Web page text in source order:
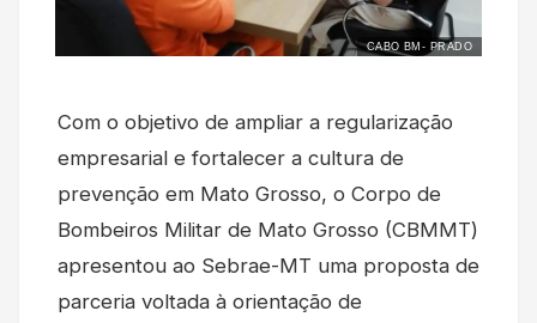
CABO BM- PRADO
Com o objetivo de ampliar a regularização
empresarial e fortalecer a cultura de
prevenção em Mato Grosso, o Corpo de
Bombeiros Militar de Mato Grosso (CBMMT)
apresentou ao Sebrae-MT uma proposta de
parceria voltada à orientação de